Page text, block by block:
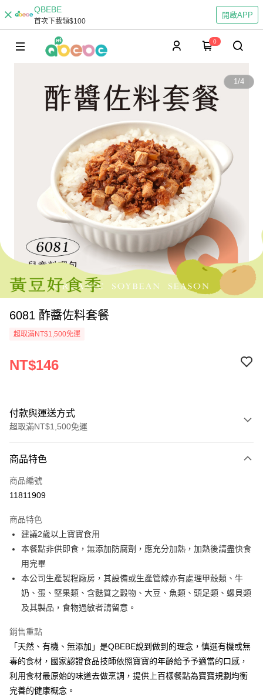
QBEBE
首次下載領$100
開啟APP
0
1/4
6081 酢醬佐料套餐
超取滿NT$1,500免運
NT$146
付款與運送方式
超取滿NT$1,500免運
信用卡一次付款
LINE Pay
街口支付
悠遊付
全盈+PAY
大哥付你分期
相關說明
1.本服務由台灣大哥大提供，台灣大哥大用戶可立即使用無須另外申請。
2.付款方式選擇「大哥付你分期」，訂單成立後會自動跳轉到大哥付的交易
流程，驗證手機門號後，選擇欲分期的期數、繳款截止日，確認付款後即完
成交易。
3.實際核准額度、可分期數及費用金額請依後續交易確認頁面所載為準。
4.訂單成立30分鐘內，如未前往確認交易或遇審核未通過，訂單將自動取
AFTEE先享後付
相關說明
【關於「AFTEE先享後付」】
AFTEE先享後付是「在收到商品之後才付款」的支付方式。 讓您購物簡單
便利好安心！
１．簡單：不需註冊會員、不需綁卡、不需儲值。
商品特色
商品編號
11811909
商品特色
建議2歲以上寶寶食用
本餐點非供即食，無添加防腐劑，應充分加熱，加熱後請盡快食
用完畢
本公司生產製程廠房，其設備或生產管線亦有處理甲殼類、牛
奶、蛋、堅果類、含麩質之穀物、大豆、魚類、頭足類、螺貝類
及其製品，食物過敏者請留意。
銷售重點
「天然、有機、無添加」是QBEBE說到做到的理念，慎選有機或無
毒的食材，國家認證食品技師依照寶寶的年齡給予予適當的口感，
利用食材最原始的味道去做烹調，提供上百樣餐點為寶寶規劃均衡
完善的健康概念。